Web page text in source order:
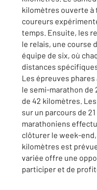
kilomètres ouverte à
coureurs
temps. Ensuite, les
le relais, une course
équipe de six, où
distances
Les épreuves
le semi-marathon de
de 42 kilomètres.
sur un parcours de
marathoniens
clôturer le week-
kilomètres est
variée offre une
participer et de